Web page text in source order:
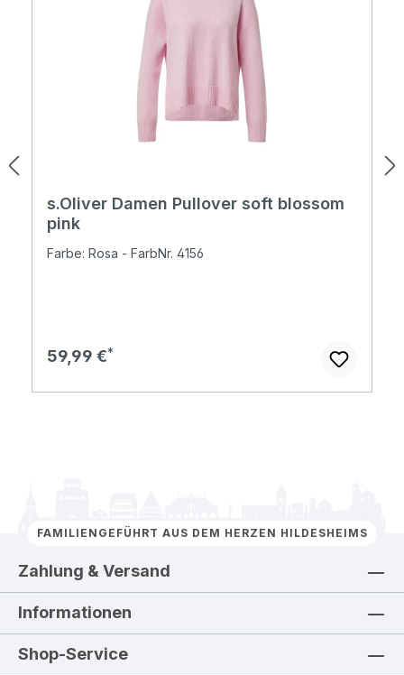
s.Oliver Damen Pullover soft blossom
pink
Farbe: Rosa - FarbNr. 4156
Regulärer Preis:
59,99 €
FAMILIENGEFÜHRT AUS DEM HERZEN HILDESHEIMS
Zahlung & Versand
Informationen
Shop-Service